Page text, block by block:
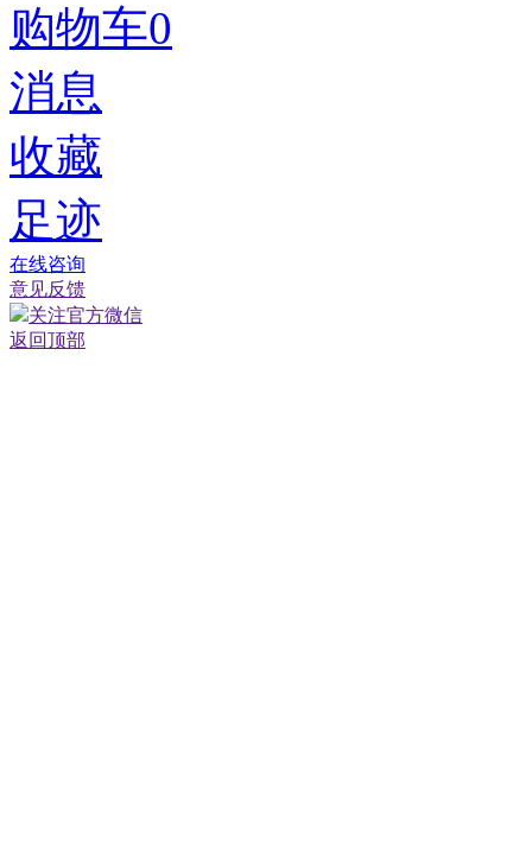
购物车0
消息
收藏
足迹
在线咨询
意见反馈
关注官方微信
返回顶部